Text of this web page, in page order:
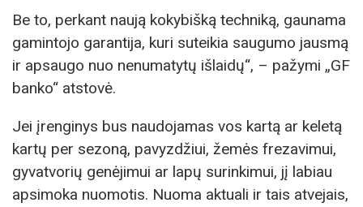
Be to, perkant naują kokybišką techniką, gaunama
gamintojo garantija, kuri suteikia saugumo jausmą
ir apsaugo nuo nenumatytų išlaidų“, – pažymi „GF
banko“ atstovė.
Jei įrenginys bus naudojamas vos kartą ar keletą
kartų per sezoną, pavyzdžiui, žemės frezavimui,
gyvatvorių genėjimui ar lapų surinkimui, jį labiau
apsimoka nuomotis. Nuoma aktuali ir tais atvejais,